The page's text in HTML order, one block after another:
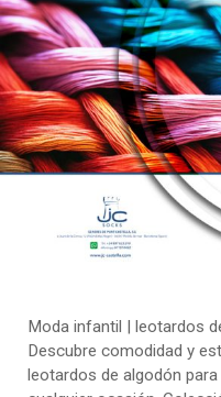
Moda infantil | leotardos
Descubre comodidad y
leotardos de algodón